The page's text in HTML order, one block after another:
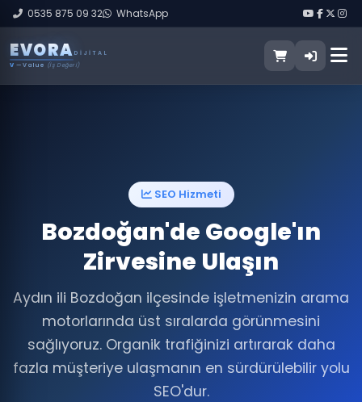
0535 875 09 32 WhatsApp
EVORA DIJITAL
V — Value (İş Değeri)
SEO Hizmeti
Bozdoğan'de Google'ın
Zirvesine Ulaşın
Aydın ili Bozdoğan ilçesinde işletmenizin arama
motorlarında üst sıralarda görünmesini
sağlıyoruz. Organik trafiğinizi artırarak daha
fazla müşteriye ulaşmanın en sürdürülebilir yolu
SEO'dur.